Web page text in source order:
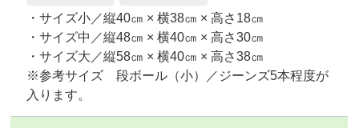
・サイズ小／縦40㎝ × 横38㎝ × 高さ18㎝
・サイズ中／縦48㎝ × 横40㎝ × 高さ30㎝
・サイズ大／縦58㎝ × 横40㎝ × 高さ38㎝
※参考サイズ 段ボール（小）／ジーンズ5本程度が
入ります。